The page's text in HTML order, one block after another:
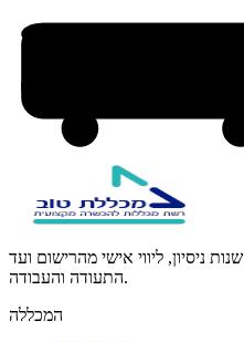
רשת מכללות להכשרה מקצועית. 40 שנות ניסיון, ליווי אישי מהרישום ועד
התעודה והעבודה.
המכללה